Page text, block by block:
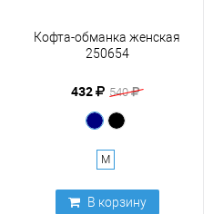
Кофта-обманка женская
250654
432 540
M
В корзину